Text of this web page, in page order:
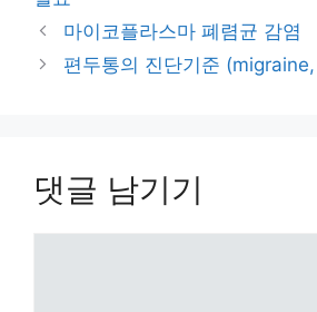
리
마이코플라스마 폐렴균 감염
편두통의 진단기준
댓글 남기기